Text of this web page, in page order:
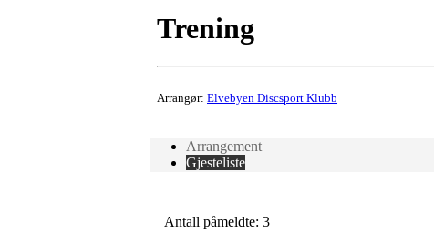
Trening
Arrangør: Elvebyen Discsport Klubb
Arrangement
Gjesteliste
Antall påmeldte: 3